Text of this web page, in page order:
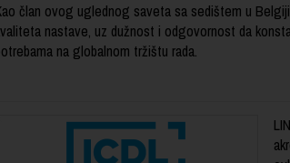
član ovog uglednog saveta sa sedištem u
nastave, uz dužnost i odgovornost da
na globalnom tržištu rada.